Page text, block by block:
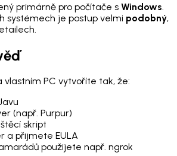
primárně pro počítače s Windows
systémech je postup velmi podobný,
PC vytvoříte tak, že:
(např. Purpur)
skript
a přijmete EULA
použijete např. ngrok